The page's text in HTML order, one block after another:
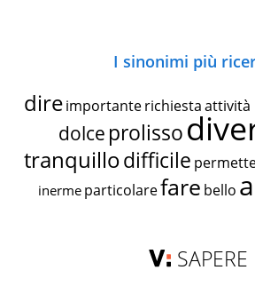
I sinonimi più
dire importante richiestaattività
dolce prolisso
tranquillodifficile
inerme particolarefare bello
SAPERE